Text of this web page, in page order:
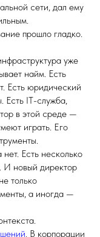
сети, дал ему
прошло гладко.
уже
найм. Есть
Есть юридический
Есть IT-служба,
в этой среде —
играть. Его
Есть несколько
И новый директор
только
а иногда —
. В корпорации